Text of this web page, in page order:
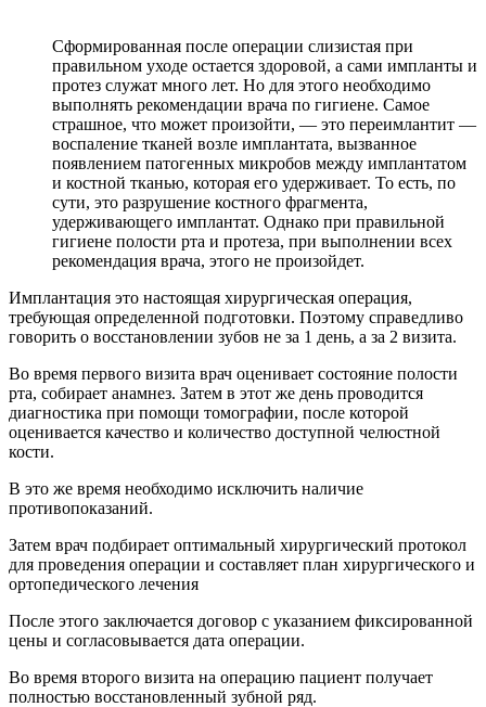
Сформированная после операции слизистая при
правильном уходе остается здоровой, а сами импланты и
протез служат много лет. Но для этого необходимо
выполнять рекомендации врача по гигиене. Самое
страшное, что может произойти, — это переимлантит —
воспаление тканей возле имплантата, вызванное
появлением патогенных микробов между имплантатом
и костной тканью, которая его удерживает. То есть, по
сути, это разрушение костного фрагмента,
удерживающего имплантат. Однако при правильной
гигиене полости рта и протеза, при выполнении всех
рекомендация врача, этого не произойдет.
Имплантация это настоящая хирургическая операция,
требующая определенной подготовки. Поэтому справедливо
говорить о восстановлении зубов не за 1 день, а за 2 визита.
Во время первого визита врач оценивает состояние полости
рта, собирает анамнез. Затем в этот же день проводится
диагностика при помощи томографии, после которой
оценивается качество и количество доступной челюстной
кости.
В это же время необходимо исключить наличие
противопоказаний.
Затем врач подбирает оптимальный хирургический протокол
для проведения операции и составляет план хирургического и
ортопедического лечения
После этого заключается договор с указанием фиксированной
цены и согласовывается дата операции.
Во время второго визита на операцию пациент получает
полностью восстановленный зубной ряд.